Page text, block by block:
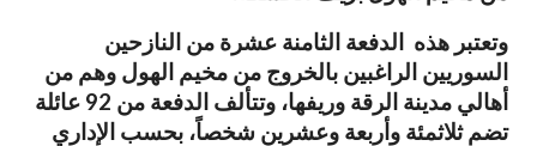
وتعتبر هذه الدفعة الثامنة عشرة من النازحين
السوريين الراغبين بالخروج من مخيم الهول وهم من
أهالي مدينة الرقة وريفها، وتتألف الدفعة من 92 عائلة
تضم ثلاثمئة وأربعة وعشرين شخصاً، بحسب الإداري